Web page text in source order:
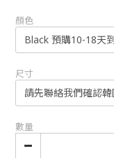
顏色
尺寸
數量